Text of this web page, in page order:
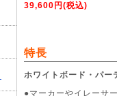
39,600円(税込)
特長
ホワイトボード・パー
●マーカーやイレーサ